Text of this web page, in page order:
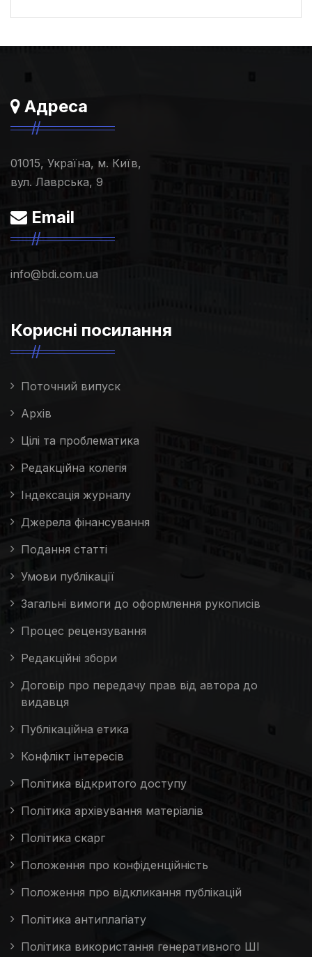
Адреса
01015, Україна, м. Київ,
вул. Лаврська, 9
Email
info@bdi.com.ua
Корисні посилання
Поточний випуск
Архів
Цілі та проблематика
Редакційна колегія
Індексація журналу
Джерела фінансування
Подання статті
Умови публікації
Загальні вимоги до оформлення рукописів
Процес рецензування
Редакційні збори
Договір про передачу прав від автора до
видавця
Публікаційна етика
Конфлікт інтересів
Політика відкритого доступу
Політика архівування матеріалів
Політика скарг
Положення про конфіденційність
Положення про відкликання публікацій
Політика антиплагіату
Політика використання генеративного ШІ